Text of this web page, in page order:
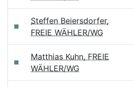
Steffen Beiersdorfer,
FREIE WÄHLER/WG
Matthias Kuhn, FREIE
WÄHLER/WG